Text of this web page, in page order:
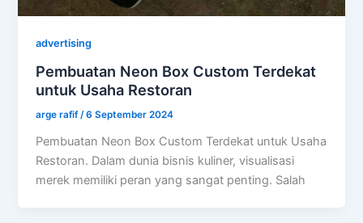
advertising
Pembuatan Neon Box Custom Terdekat
untuk Usaha Restoran
arge rafif/6 September 2024
Pembuatan Neon Box Custom Terdekat untuk Usaha
Restoran. Dalam dunia bisnis kuliner, visualisasi
merek memiliki peran yang sangat penting. Salah